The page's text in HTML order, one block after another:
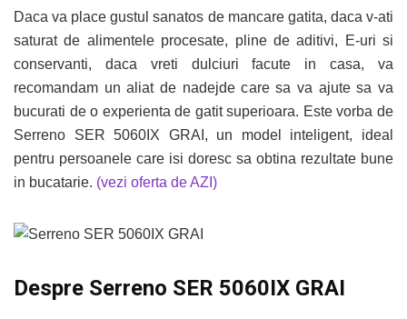
Daca va place gustul sanatos de mancare gatita, daca v-ati
saturat de alimentele procesate, pline de aditivi, E-uri si
conservanti, daca vreti dulciuri facute in casa, va
recomandam un aliat de nadejde care sa va ajute sa va
bucurati de o experienta de gatit superioara. Este vorba de
Serreno SER 5060IX GRAI, un model inteligent, ideal
pentru persoanele care isi doresc sa obtina rezultate bune
in bucatarie. (vezi oferta de AZI)
Despre Serreno SER 5060IX GRAI